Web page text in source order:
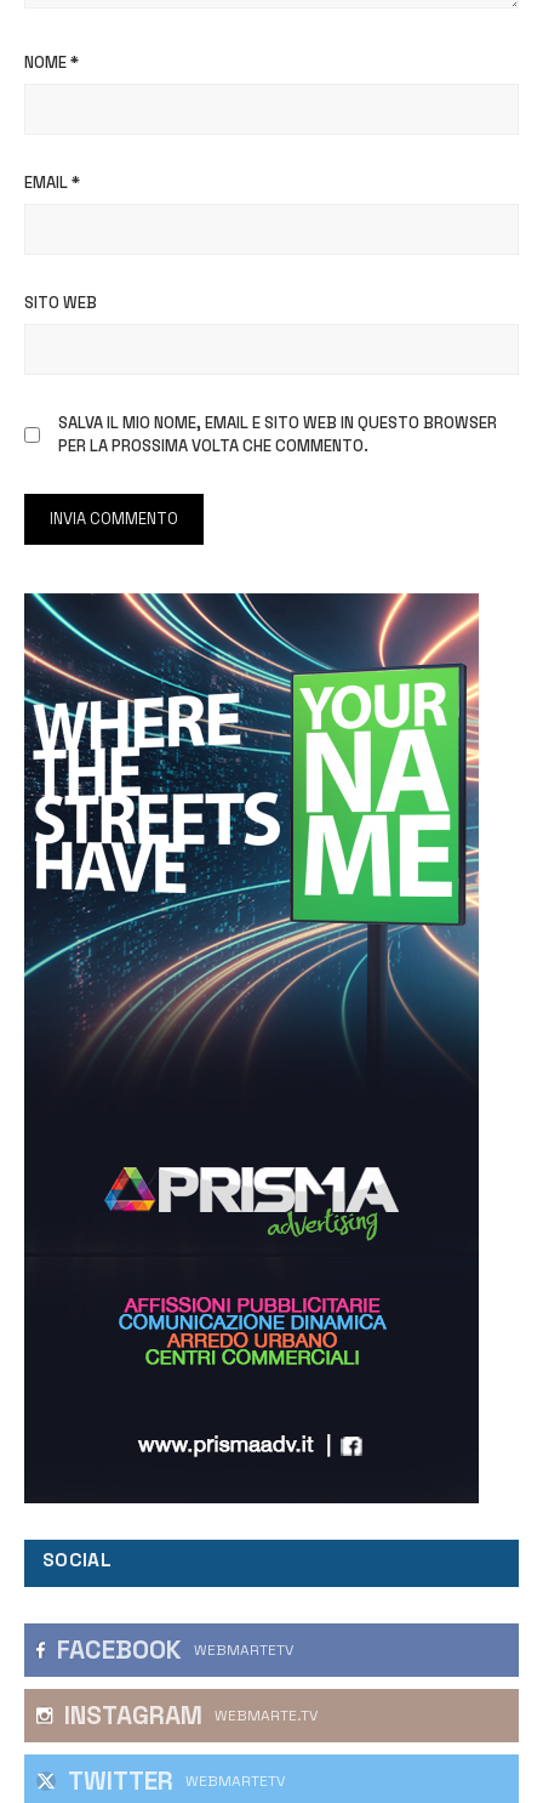
NOME*
EMAIL*
SITO WEB
SALVA IL MIO NOME, EMAIL E SITO WEB IN QUESTO BROWSER
PER LA PROSSIMA VOLTA CHE COMMENTO.
SOCIAL
FACEBOOK WEBMARTETV
INSTAGRAM WEBMARTE.TV
TWITTER WEBMARTETV